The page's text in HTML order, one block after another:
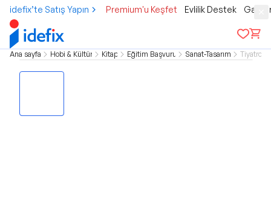
idefix’te Satış Yapın Premium'u Keşfet Evlilik Destek
Ana sayfa Hobi & Kültür Kitap Eğitim Başvuru Sanat-Tasarım Tiyatro